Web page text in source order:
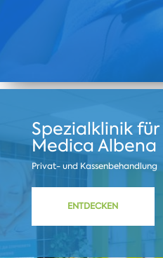
Spezialklinik
Medica Albena
Privat- und Kassenbehandlung
ENTDECKEN